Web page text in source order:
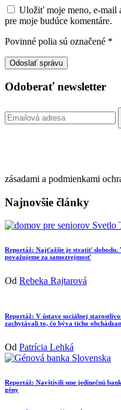
Uložiť moje meno, e-mail
pre moje budúce komentáre.
Povinné polia sú označené *
Odoberať newsletter
zásadami a podmienkami
Najnovšie články
Reportáž: Najťažšie je stratiť slobodu.
považujeme za samozrejmosť
Od Rebeka Rajtarová
Reportáž: V ústave sociálnej
zachytávali to, čo býva ticho
Od Patrícia Lehká
Reportáž: Navštívili sme jedinečnú
gény